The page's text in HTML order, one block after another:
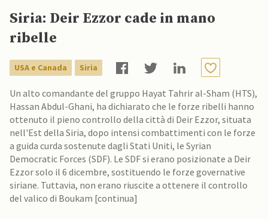
Siria: Deir Ezzor cade in mano
ribelle
USA e Canada Siria
Un alto comandante del gruppo Hayat Tahrir al-Sham (HTS),
Hassan Abdul-Ghani, ha dichiarato che le forze ribelli hanno
ottenuto il pieno controllo della città di Deir Ezzor, situata
nell'Est della Siria, dopo intensi combattimenti con le forze
a guida curda sostenute dagli Stati Uniti, le Syrian
Democratic Forces (SDF). Le SDF si erano posizionate a Deir
Ezzor solo il 6 dicembre, sostituendo le forze governative
siriane. Tuttavia, non erano riuscite a ottenere il controllo
del valico di Boukam [continua]